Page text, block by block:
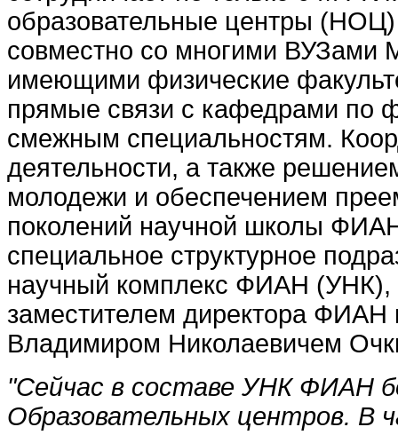
образовательные центры
совместно со многими ВУЗами
имеющими физические
прямые связи с кафедрами по
смежным специальностям.
деятельности, а также
молодежи и обеспечением
поколений научной школы
специальное структурное
научный комплекс ФИАН (УНК),
заместителем директора
Владимиром Николаевичем
"Сейчас в составе УНК ФИАН
Образовательных центров. В